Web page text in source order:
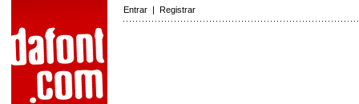
Entrar | Registrar